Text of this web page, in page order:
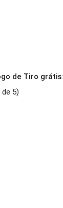
de Tiro grátis:
de 5)